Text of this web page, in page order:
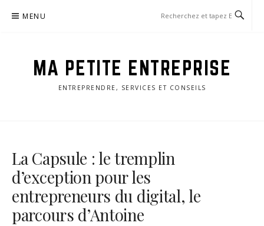
MENU
MA PETITE ENTREPRISE
ENTREPRENDRE, SERVICES ET CONSEILS
La Capsule : le tremplin
d’exception pour les
entrepreneurs du digital, le
parcours d’Antoine